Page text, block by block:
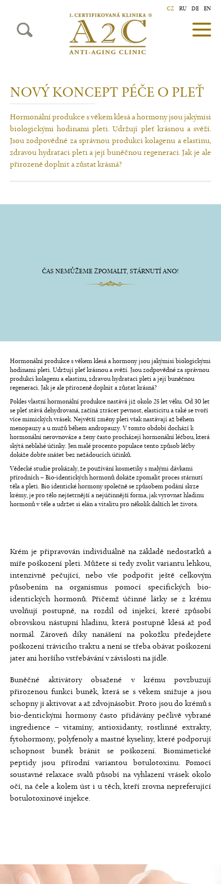
CZ RU DE EN
NOVÝ KONCEPT PÉČE O PLEŤ
Hormonální produkce s věkem klesá a hormony jsou jakýmisi
biologickými hodinami pleti. Udržují pleť krásnou a svěží.
Jsou zodpovědné za správnou produkci kolagenu a elastinu,
zdravou hydrataci pleti a její buněčnou regeneraci. Jak je ale
přirozeně doplnit a zůstat krásná?
ČAS NEMŮŽEME ZPOMALIT, STÁRNUTÍ ANO!
Hormonální produkce s věkem klesá a hormony jsou jakýmisi biologickými
hodinami pleti. Udržují pleť krásnou a svěží. Jsou zodpovědné za správnou
produkci kolagenu a elastinu, zdravou hydrataci pleti a její buněčnou
regeneraci. Jak je ale přirozeně doplnit a zůstat krásná?
Pokles vlastní hormonální produkce nastává již okolo 25 let věku. Od 30 let
se pleť stává dehydrovaná, začíná ztrácet pevnost, elasticitu a také se tvoří
více mimických vrásek. Největší změny pleti však nastávají až během
menopauzy a u mužů během andropauzy. V tomto období dochází k
hormonální nerovnováze a ženy často procházejí hormonální léčbou, která
skýtá neblahé účinky. Jen malé procento populace tento způsob léčby
dokáže dobře snášet bez nežádoucích účinků.
Vědecké studie prokázaly, že používání kosmetiky s malými dávkami
přírodních – Bio-identických hormonů dokáže zpomalit proces stárnutí
těla a pleti. Bio identické hormony společně se způsobem podání skrze
krémy, je pro tělo nejšetrnější a nejúčinnější forma, jak vyrovnat hladinu
hormonů v těle a udržet si elán a vitalitu pro několik dalších let života.
Krém je připravován individuálně na základě nedostatků a
míře poškození pleti. Můžete si tedy zvolit variantu lehkou,
intenzivně pečující, nebo vše podpořit ještě celkovým
působením na organismus pomocí specifických bio-
identických hormonů. Přičemž účinné látky se z krému
uvolňují postupně, na rozdíl od injekcí, které způsobí
obrovskou nástupní hladinu, která postupně klesá až pod
normál. Zároveň díky nanášení na pokožku předejdete
poškození trávicího traktu a není se třeba obávat poškození
jater ani horšího vstřebávání v závislosti na jídle.
Buněčné aktivátory obsažené v krému povzbuzují
přirozenou funkci buněk, která se s věkem snižuje a jsou
schopny ji aktivovat a až zdvojnásobit. Proto jsou do krémů s
bio-dentickými hormony často přidávány pečlivě vybrané
ingredience – vitamíny, antioxidanty, rostlinné extrakty,
fytohormony, polyfenoly a mastné kyseliny, které podporují
schopnost buněk bránit se poškození. Biomimetické
peptidy jsou přírodní variantou botulotoxinu. Pomocí
soustavné relaxace svalů působí na vyhlazení vrásek okolo
očí, na čele a kolem úst i u těch, kteří zrovna nepreferující
botulotoxinové injekce.